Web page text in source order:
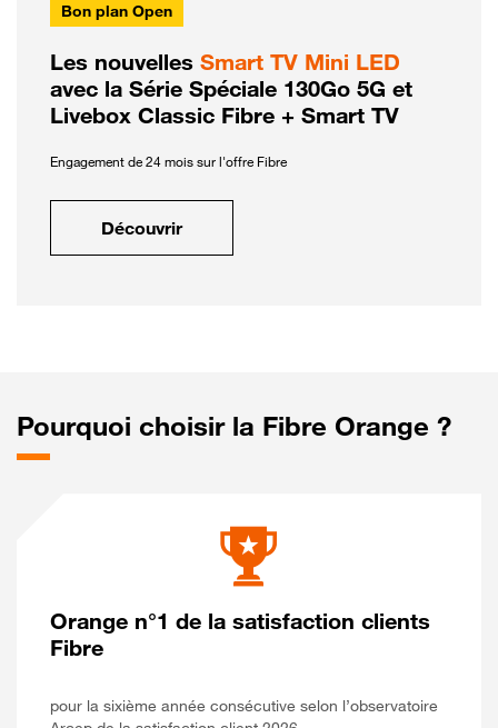
Bon plan Open
Les nouvelles Smart TV Mini LED
avec la Série Spéciale 130Go 5G et
Livebox Classic Fibre + Smart TV
Engagement de 24 mois sur l'offre Fibre
Découvrir
Pourquoi choisir la Fibre Orange ?
Orange n°1 de la satisfaction clients
Fibre
pour la sixième année consécutive selon l’observatoire